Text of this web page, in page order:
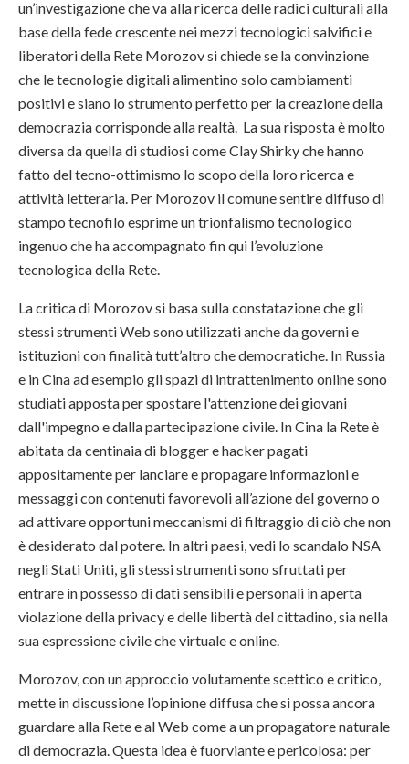
un’investigazione che va alla ricerca delle radici culturali alla
base della fede crescente nei mezzi tecnologici salvifici e
liberatori della Rete Morozov si chiede se la convinzione
che le tecnologie digitali alimentino solo cambiamenti
positivi e siano lo strumento perfetto per la creazione della
democrazia corrisponde alla realtà. La sua risposta è molto
diversa da quella di studiosi come Clay Shirky che hanno
fatto del tecno-ottimismo lo scopo della loro ricerca e
attività letteraria. Per Morozov il comune sentire diffuso di
stampo tecnofilo esprime un trionfalismo tecnologico
ingenuo che ha accompagnato fin qui l’evoluzione
tecnologica della Rete.
La critica di Morozov si basa sulla constatazione che gli
stessi strumenti Web sono utilizzati anche da governi e
istituzioni con finalità tutt’altro che democratiche. In Russia
e in Cina ad esempio gli spazi di intrattenimento online sono
studiati apposta per spostare l'attenzione dei giovani
dall'impegno e dalla partecipazione civile. In Cina la Rete è
abitata da centinaia di blogger e hacker pagati
appositamente per lanciare e propagare informazioni e
messaggi con contenuti favorevoli all’azione del governo o
ad attivare opportuni meccanismi di filtraggio di ciò che non
è desiderato dal potere. In altri paesi, vedi lo scandalo NSA
negli Stati Uniti, gli stessi strumenti sono sfruttati per
entrare in possesso di dati sensibili e personali in aperta
violazione della privacy e delle libertà del cittadino, sia nella
sua espressione civile che virtuale e online.
Morozov, con un approccio volutamente scettico e critico,
mette in discussione l’opinione diffusa che si possa ancora
guardare alla Rete e al Web come a un propagatore naturale
di democrazia. Questa idea è fuorviante e pericolosa: per